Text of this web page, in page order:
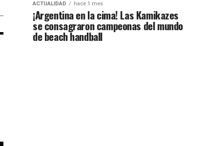
ACTUALIDAD hace 1 mes
¡Argentina en la cima! Las Kamikazes
se consagraron campeonas del mundo
de beach handball